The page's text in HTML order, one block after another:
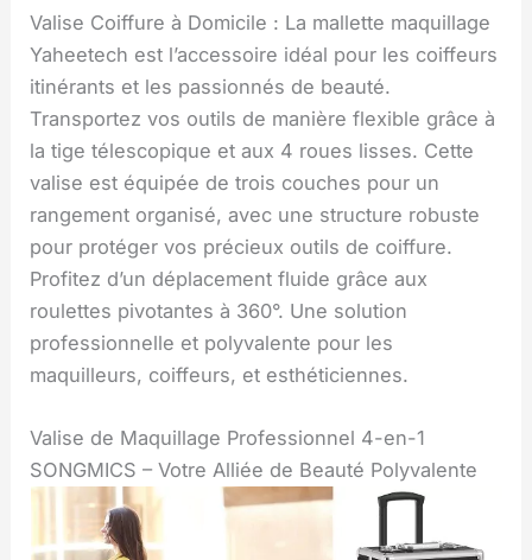
Valise Coiffure à Domicile : La mallette maquillage
Yaheetech est l’accessoire idéal pour les coiffeurs
itinérants et les passionnés de beauté.
Transportez vos outils de manière flexible grâce à
la tige télescopique et aux 4 roues lisses. Cette
valise est équipée de trois couches pour un
rangement organisé, avec une structure robuste
pour protéger vos précieux outils de coiffure.
Profitez d’un déplacement fluide grâce aux
roulettes pivotantes à 360°. Une solution
professionnelle et polyvalente pour les
maquilleurs, coiffeurs, et esthéticiennes.
Valise de Maquillage Professionnel 4-en-1
SONGMICS – Votre Alliée de Beauté Polyvalente